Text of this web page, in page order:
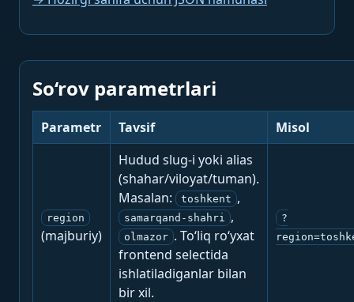
So‘rov parametrlari
Parametr Tavsif Misol
region
(majburiy)
Hudud slug-i yoki alias
(shahar/viloyat/tuman).
Masalan:
toshkent ,
samarqand-shahri ,
olmazor . To‘liq ro‘yxat
frontend selectida
ishlatiladiganlar bilan
bir xil.
?